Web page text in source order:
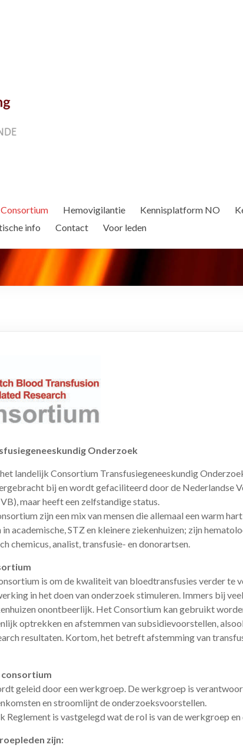
Consortium Hemovigilantie Kennisplatform NO
info Contact Voor leden
Onderzoek
landelijk Consortium Transfusiegeneeskundig
bij en wordt gefaciliteerd door de Nederlandse
maar heeft een zelfstandige status.
zijn een mix van mensen die allemaal een warm
academische, STZ en kleinere ziekenhuizen; zijn
chemicus, analist, transfusie- en donorartsen.
is om de kwaliteit van bloedtransfusies verder te
in het doen van onderzoek stimuleren. Immers bij
onontbeerlijk. Het Consortium kan gebruikt
optrekken en afstemmen van subsidievoorstellen,
resultaten. Kortom, het betreft afstemming van
geleid door een werkgroep. De werkgroep is
en stroomlijnt de onderzoeksvoorstellen.
Reglement is vastgelegd wat de rol is van de werkgroep
zijn: